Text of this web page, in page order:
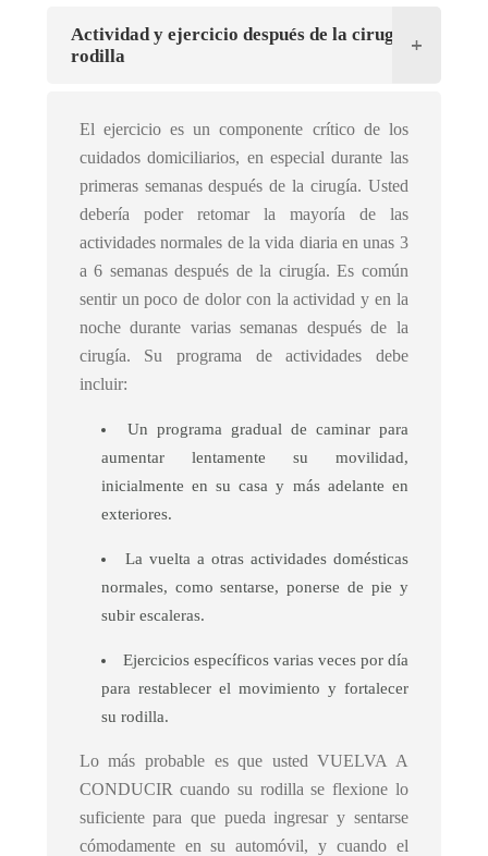
Actividad y ejercicio después de la cirugía de
rodilla
El ejercicio es un componente crítico de los
cuidados domiciliarios, en especial durante las
primeras semanas después de la cirugía. Usted
debería poder retomar la mayoría de las
actividades normales de la vida diaria en unas 3
a 6 semanas después de la cirugía. Es común
sentir un poco de dolor con la actividad y en la
noche durante varias semanas después de la
cirugía. Su programa de actividades debe
incluir:
Un programa gradual de caminar para
aumentar lentamente su movilidad,
inicialmente en su casa y más adelante en
exteriores.
La vuelta a otras actividades domésticas
normales, como sentarse, ponerse de pie y
subir escaleras.
Ejercicios específicos varias veces por día
para restablecer el movimiento y fortalecer
su rodilla.
Lo más probable es que usted VUELVA A
CONDUCIR cuando su rodilla se flexione lo
suficiente para que pueda ingresar y sentarse
cómodamente en su automóvil, y cuando el